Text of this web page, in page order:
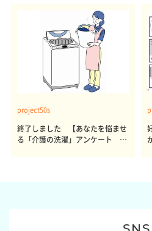
project50s
終了しました 【あなたを悩ませ
る「介護の洗濯」アンケート 体